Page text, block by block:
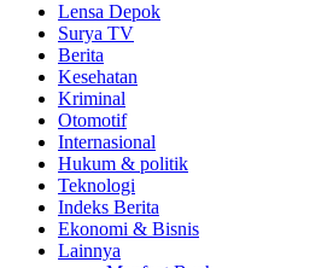
Lensa Depok
Surya TV
Berita
Kesehatan
Kriminal
Otomotif
Internasional
Hukum & politik
Teknologi
Indeks Berita
Ekonomi & Bisnis
Lainnya